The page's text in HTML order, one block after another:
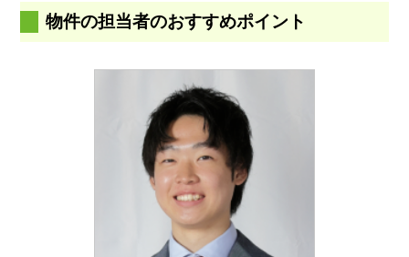
物件の担当者のおすすめポイント